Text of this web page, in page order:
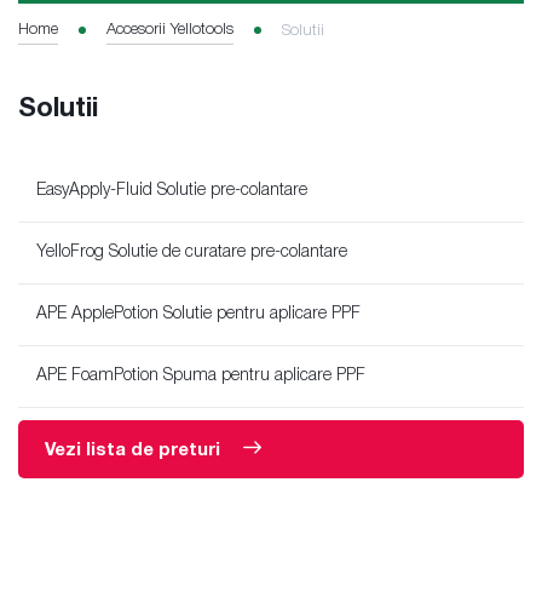
Home Accesorii Yellotools Solutii
Solutii
EasyApply-Fluid Solutie pre-colantare
YelloFrog Solutie de curatare pre-colantare
APE ApplePotion Solutie pentru aplicare PPF
APE FoamPotion Spuma pentru aplicare PPF
Vezi lista de preturi